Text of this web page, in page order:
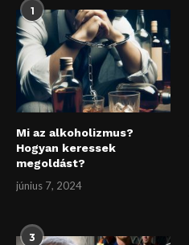
1
Mi az alkoholizmus?
Hogyan keressek
megoldást?
június 7, 2024
3